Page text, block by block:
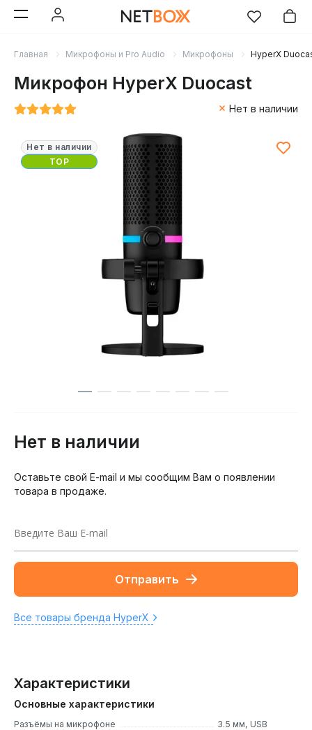
Главная Микрофоны и Pro Audio Микрофоны HyperX
Микрофон HyperX Duocast
Нет в наличии
Нет в наличии
TOP
Нет в наличии
Оставьте свой E-mail и мы сообщим Вам о появлении
товара в продаже.
Отправить
Все товары бренда HyperX
Характеристики
Основные характеристики
Разъёмы на микрофоне
3.5 мм, USB